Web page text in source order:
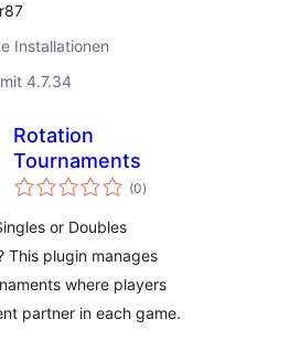
Installationen
4.7.34
Rotation
Tournaments
(0Bewertungen
insgesamt
)
or Doubles
This plugin manages
where players
partner in each game.